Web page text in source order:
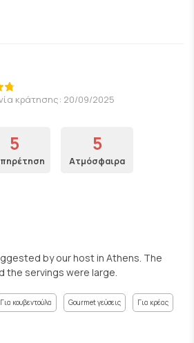
κράτησης: 20/09/2025
5 5
Ατμόσφαιρα
by our host in Athens. The
the servings were large.
Για κουβεντούλα Gourmet γεύσεις Για κρέας